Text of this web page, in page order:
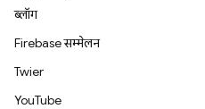
ब्लॉग
Firebase सम्मेलन
Twitter
YouTube